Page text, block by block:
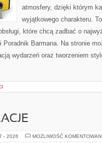
atmosfery, dzięki którym
wyjątkowego charakteru.
które chcą zadbać o
Barmana. Na stronie
wydarzeń oraz tworzeniem
- 2026 MOŻLIWOŚĆ